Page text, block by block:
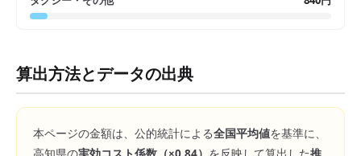
算出方法とデータの出典
本ページの金額は、公的統計による全国平均値を基準に、